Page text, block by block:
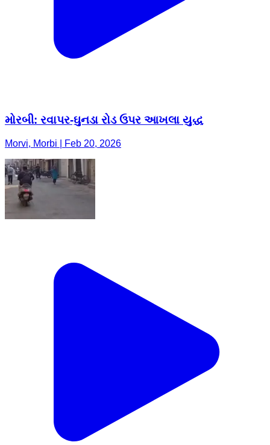
મોરબી: રવાપર-ઘુનડા રોડ ઉપર આખલા યુદ્ધ
Morvi, Morbi | Feb 20, 2026